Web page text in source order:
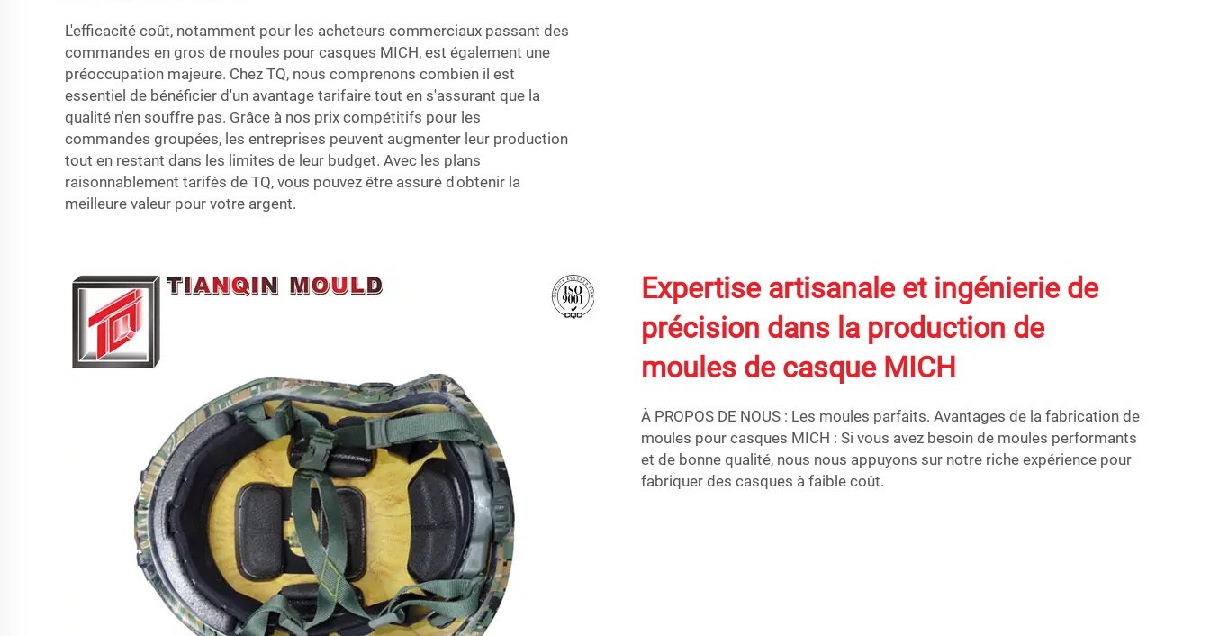
L'efficacité coût, notamment pour les acheteurs commerciaux passant des
commandes en gros de moules pour casques MICH, est également une
préoccupation majeure. Chez TQ, nous comprenons combien il est
essentiel de bénéficier d'un avantage tarifaire tout en s'assurant que la
qualité n'en souffre pas. Grâce à nos prix compétitifs pour les
commandes groupées, les entreprises peuvent augmenter leur production
tout en restant dans les limites de leur budget. Avec les plans
raisonnablement tarifés de TQ, vous pouvez être assuré d'obtenir la
meilleure valeur pour votre argent.
Expertise artisanale et ingénierie de
précision dans la production de
moules de casque MICH
À PROPOS DE NOUS : Les moules parfaits. Avantages de la fabrication de
moules pour casques MICH : Si vous avez besoin de moules performants
et de bonne qualité, nous nous appuyons sur notre riche expérience pour
fabriquer des casques à faible coût.